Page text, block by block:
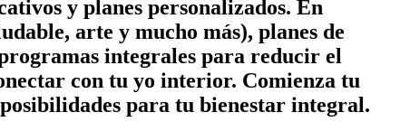
y planes personalizados. En
arte y mucho más), planes de
integrales para reducir el
con tu yo interior. Comienza tu
para tu bienestar integral.